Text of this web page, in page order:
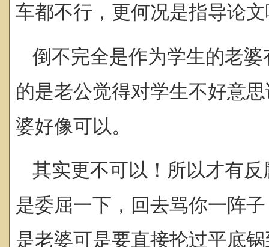
车都不行，更何况是指导论
倒不完全是作为学生的老
的是老公觉得对学生不好意
婆好像可以。
其实更不可以！所以才有
是委屈一下，回去骂你一阵
是老婆可是要直接抡过平底